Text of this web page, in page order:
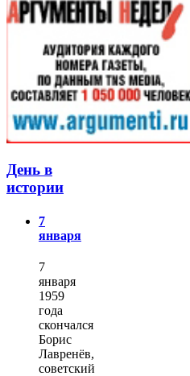
День в
истории
7
января
7
января
1959
года
скончался
Борис
Лавренёв,
советский